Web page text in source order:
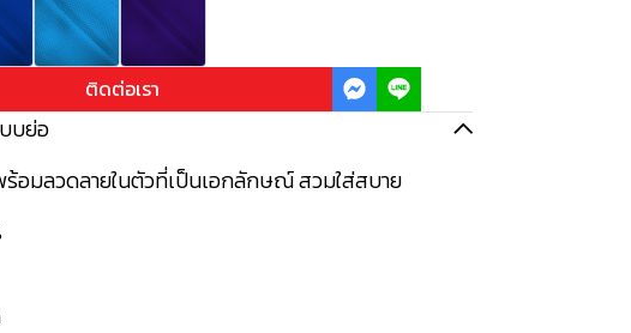
ติดต่อเรา
บย่อ
อมลวดลายในตัวที่เป็นเอกลักษณ์ สวมใส่สบาย